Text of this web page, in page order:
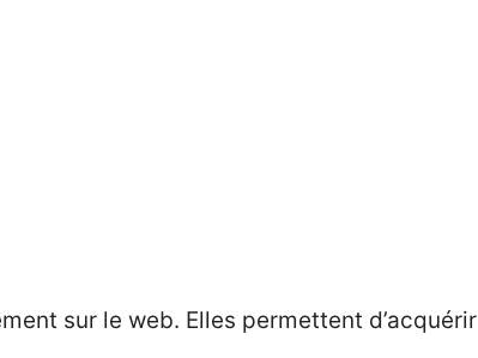
sur le web. Elles permettent d’acquérir